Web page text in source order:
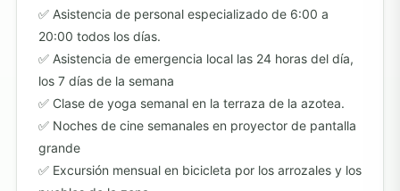
Asistencia de personal especializado de 6:00 a
20:00 todos los días.
Asistencia de emergencia local las 24 horas del día,
los 7 días de la semana
Clase de yoga semanal en la terraza de la azotea.
Noches de cine semanales en proyector de pantalla
grande
Excursión mensual en bicicleta por los arrozales y los